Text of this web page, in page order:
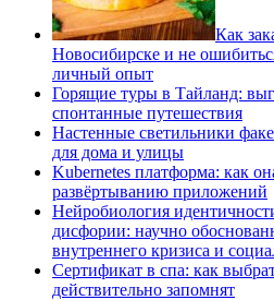
Как
Новосибирске и не
личный опыт
Горящие туры в Тайланд:
спонтанные путешествия
Настенные светильники
для дома и улицы
Kubernetes платформа: как
развёртыванию приложений
Нейробиология
дисфории: научно
внутреннего кризиса и
Сертификат в спа: как
действительно запомнят